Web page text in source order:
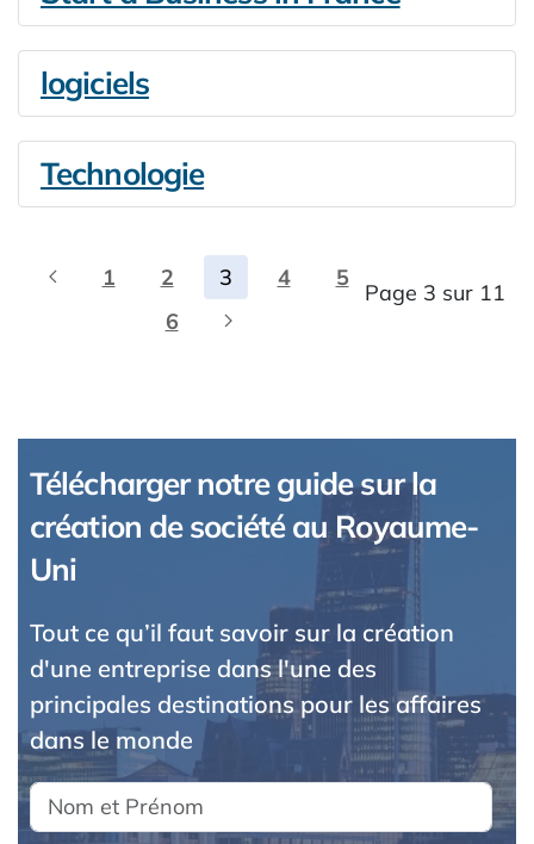
logiciels
Technologie
Page 3 sur 11
1 2 3 4
5
6
Télécharger notre guide sur la
création de société au Royaume-
Uni
Tout ce qu’il faut savoir sur la création
d'une entreprise dans l'une des
principales destinations pour les affaires
dans le monde